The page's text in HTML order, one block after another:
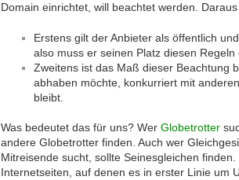
Domain einrichtet, will beachtet werden.
Erstens gilt der Anbieter als öffentlich
also muss er seinen Platz diesen Regeln
Zweitens ist das Maß dieser Beachtung
abhaben möchte, konkurriert mit
bleibt.
Was bedeutet das für uns? Wer Globetrotter
andere Globetrotter finden. Auch wer
Mitreisende sucht, sollte Seinesgleichen
Internetseiten, auf denen es in erster Linie um